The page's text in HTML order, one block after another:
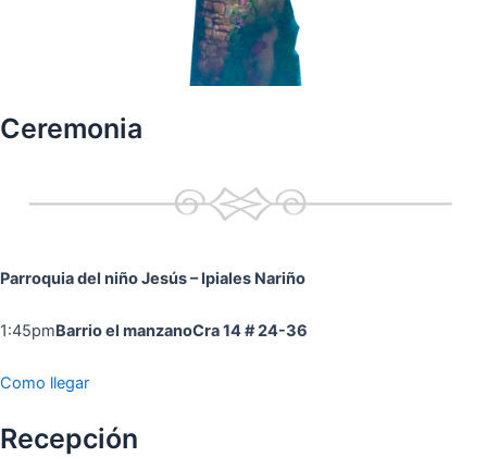
Ceremonia
Parroquia del niño Jesús– Ipiales Nariño
1:45pmBarrio el manzanoCra 14 # 24-36
Como llegar
Recepción